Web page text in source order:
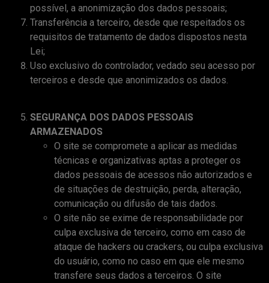
possível, a anonimização dos dados pessoais;
Transferência a terceiro, desde que respeitados os
requisitos de tratamento de dados dispostos nesta
Lei;
Uso exclusivo do controlador, vedado seu acesso por
terceiros e desde que anonimizados os dados.
SEGURANÇA DOS DADOS PESSOAIS
ARMAZENADOS
O site se compromete a aplicar as medidas
técnicas e organizativas aptas a proteger os
dados pessoais de acessos não autorizados e
de situações de destruição, perda, alteração,
comunicação ou difusão de tais dados.
O site não se exime de responsabilidade por
culpa exclusiva de terceiro, como em caso de
ataque de hackers ou crackers, ou culpa exclusiva
do usuário, como no caso em que ele mesmo
transfere seus dados a terceiros. O site